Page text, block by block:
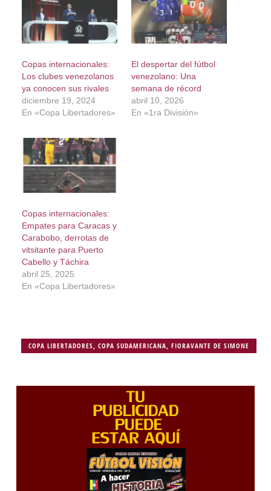
Copas internacionales:
Los clubes venezolanos
ya conocen sus rivales
diciembre 19, 2024
En «Copa Libertadores»
El despertar del fútbol
venezolano: Una
semana de récord
abril 10, 2026
En «1ra División»
Copas internacionales:
Empates para Caracas y
Carabobo, derrotas de
vitsitante para Puerto
Cabello y Táchira
abril 25, 2025
En «Copa Libertadores»
COPA LIBERTADORES ,COPA SUDAMERICANA ,FIORAVANTE DE SIMONE